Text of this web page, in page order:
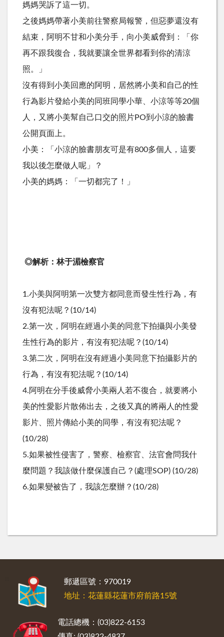
媽媽哭訴了這一切。
之後媽媽帶著小美前往警察局報警，但惡夢還沒有
結束，阿明不甘和小美分手，向小美威脅到：「你
再不跟我復合，我就要讓全世界都看到你的清涼
照。」
沒有得到小美回應的阿明，居然將小美和自己的性
行為影片發給小美的同班同學小華、小涼等等20個
人，又將小美幫自己口交的照片PO到小涼的臉書
公開頁面上。
小美：「小涼的臉書朋友可是有800多個人，這要
我以後怎麼做人呢」？
小美的媽媽：「一切都完了！」
◎解析：林于湄檢察官
1.小美與阿明第一次雙方都同意而發生性行為，有
沒有犯法呢？(10/14)
2.第一次，阿明在經過小美的同意下拍攝與小美發
生性行為的影片，有沒有犯法呢？(10/14)
3.第二次，阿明在沒有經過小美同意下拍攝影片的
行為，有沒有犯法呢？(10/14)
4.阿明在分手後威脅小美兩人若不復合，就要將小
美的性愛影片散佈出去，之後又真的將兩人的性愛
影片、照片傳給小美的同學，有沒有犯法呢？
(10/28)
5.如果被性侵害了，警察、檢察官、法官會問我什
麼問題？我該做什麼保護自己？(處理SOP) (10/28)
6.如果變被告了，我該怎麼辦？(10/28)
郵遞區號：970019
地址：花蓮縣花蓮市府前路15號
電話總機：(03)822-6153